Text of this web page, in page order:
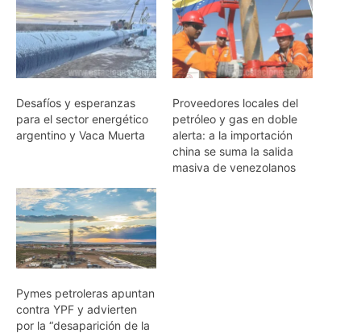
Desafíos y esperanzas
para el sector energético
argentino y Vaca Muerta
Proveedores locales del
petróleo y gas en doble
alerta: a la importación
china se suma la salida
masiva de venezolanos
Pymes petroleras apuntan
contra YPF y advierten
por la “desaparición de la